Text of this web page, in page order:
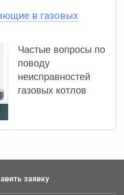
в газовых
Частые вопросы по
поводу
неисправностей
газовых котлов
заявку